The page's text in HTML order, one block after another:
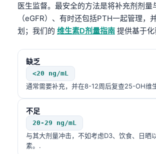
医生监督。最安全的方法是将补充剂剂量
（eGFR）、有时还包括PTH一起管理，
划；我们的 维生素D剂量指南 提供基于
缺乏
<20 ng/mL
通常需要补充，并在8-12周后复查25-OH维
不足
20-29 ng/mL
与其大剂量冲击，不如考虑D3、饮食、日晒
素。.